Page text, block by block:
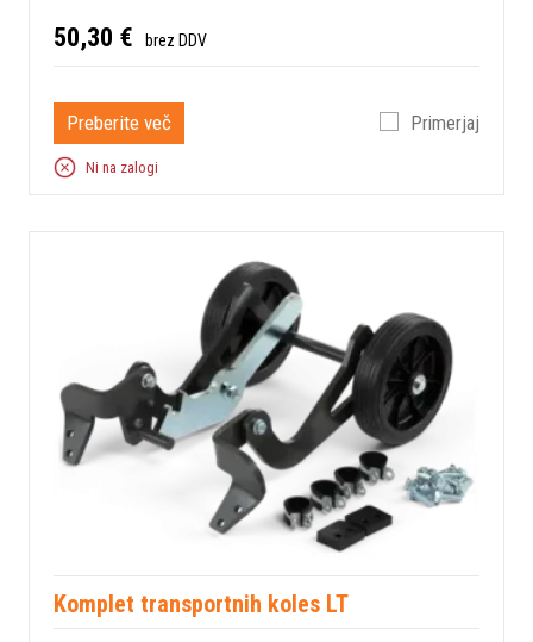
50,30 € brez DDV
Preberite več Primerjaj
Ni na zalogi
Komplet transportnih koles LT